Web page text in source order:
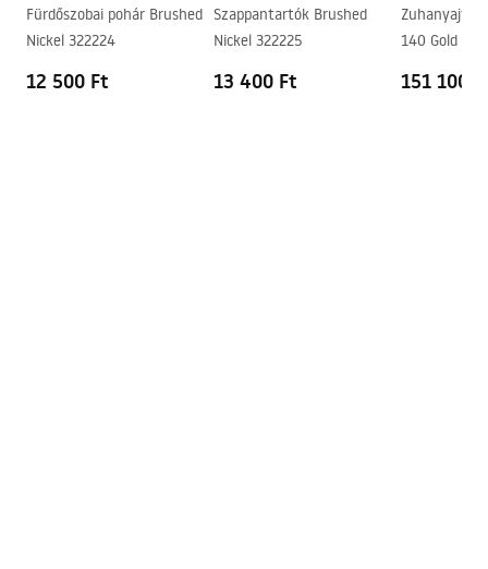
Garancia
24 Hónap
Fürdőszobai pohár Brushed
Nickel 322224
12 500 Ft
Szappantartók Brushed
Nickel 322225
13 400 Ft
Zuhanyajtó
140 Gold
151 100